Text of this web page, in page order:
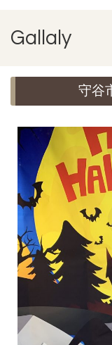
Gallaly
守谷